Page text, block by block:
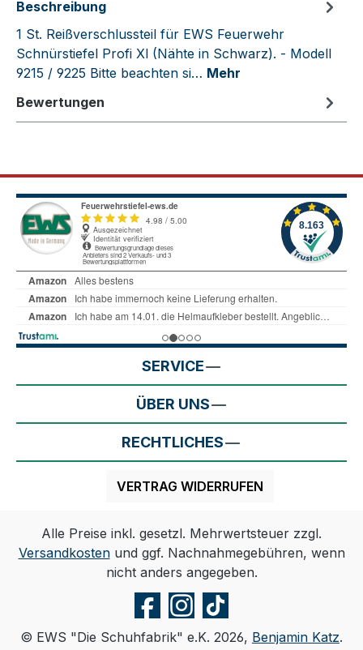
Beschreibung
1 St. Reißverschlussteil für EWS Feuerwehr
Schnürstiefel Profi Xl (Nähte in Schwarz). - Modell
9215 / 9225 Bitte beachten si… Mehr
Bewertungen
SERVICE
ÜBER UNS
RECHTLICHES
VERTRAG WIDERRUFEN
Alle Preise inkl. gesetzl. Mehrwertsteuer zzgl.
Versandkostenund ggf. Nachnahmegebühren, wenn
nicht anders angegeben.
© EWS "Die Schuhfabrik" e.K. 2026, Benjamin Katz.